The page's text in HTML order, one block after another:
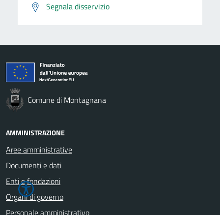
Segnala disservizio
Comune di Montagnana
AMMINISTRAZIONE
Aree amministrative
Documenti e dati
Enti e fondazioni
Organi di governo
Personale amministrativo